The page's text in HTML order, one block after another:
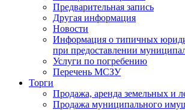
Предварительная запись
Другая информация
Новости
Информация о типичных
при предоставлении
Услуги по погребению
Перечень МСЗУ
Торги
Продажа, аренда земельных и
Продажа муниципального